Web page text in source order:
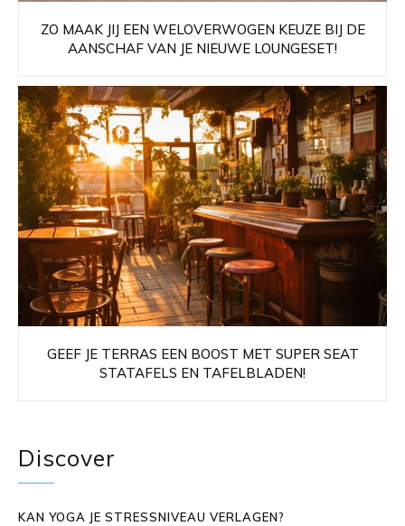
ZO MAAK JIJ EEN WELOVERWOGEN KEUZE BIJ DE
AANSCHAF VAN JE NIEUWE LOUNGESET!
GEEF JE TERRAS EEN BOOST MET SUPER SEAT
STATAFELS EN TAFELBLADEN!
Discover
KAN YOGA JE STRESSNIVEAU VERLAGEN?